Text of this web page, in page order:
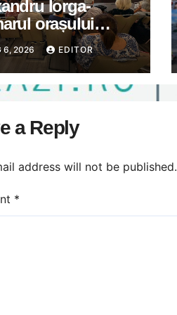
Iorga-
orașului
Astăzi a avut
de lucru
de
6, 2026 EDITOR
a Reply
address will not be published.
*